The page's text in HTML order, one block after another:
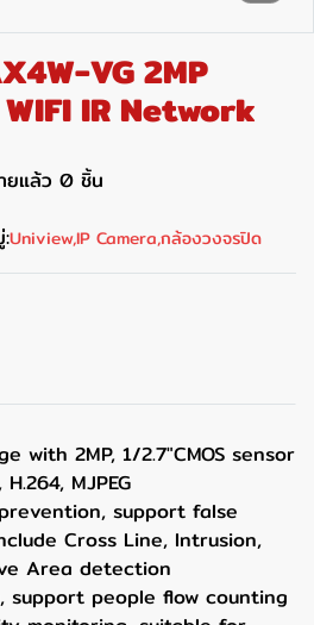
VG 2MP
IR Network
ยแล้ว 0 ชิ้น
Uniview,IP Camera,กล้องวงจรปิด
with 2MP, 1/2.7"CMOS sensor
MJPEG
support false
Cross Line, Intrusion,
Area detection
support people flow counting